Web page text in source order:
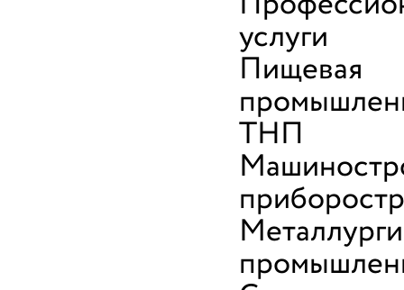
услуги
Пищевая
ТНП